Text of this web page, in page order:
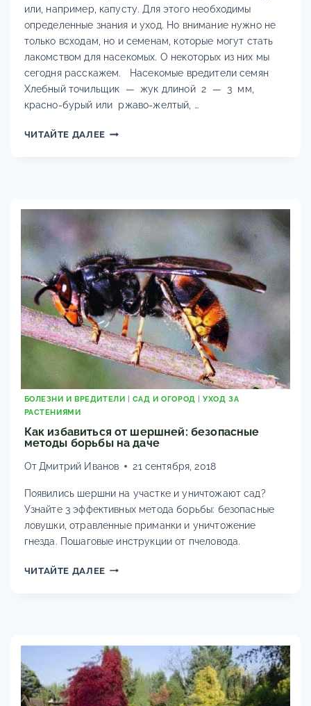
или, например, капусту. Для этого необходимы
определенные знания и уход. Но внимание нужно не
только всходам, но и семенам, которые могут стать
лакомством для насекомых. О некоторых из них мы
сегодня расскажем. Насекомые вредители семян
Хлебный точильщик — жук длиной 2 — 3 мм,
красно-бурый или ржаво-желтый, …
ЧИТАЙТЕ ДАЛЕЕВРЕДИТЕЛИ
СВОЙ
БОЛЕЗНИ И ВРЕДИТЕЛИ | САД И ОГОРОД |УХОД ЗА
РАСТЕНИЯМИ
Как избавиться от шершней: безопасные
методы борьбы на даче
От Дмитрий Иванов 21 сентября, 2018
Появились шершни на участке и уничтожают сад?
Узнайте 3 эффективных метода борьбы: безопасные
ловушки, отравленные приманки и уничтожение
гнезда. Пошаговые инструкции от пчеловода.
ЧИТАЙТЕ ДАЛЕЕКАК
БОРЬБЫ
НА
ДАЧЕ